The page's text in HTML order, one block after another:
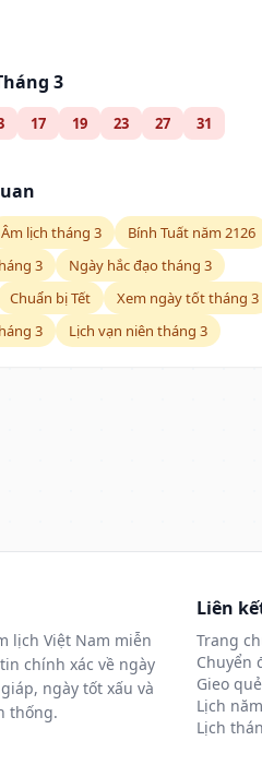
3
17 19 23 27 31
Âm lịch tháng 3
Bính Tuất năm 2126
3
Ngày hắc đạo tháng 3
Chuẩn bị Tết
Xem ngày tốt tháng 3
3
Lịch vạn niên tháng 3
lịch Việt Nam miễn
chính xác về ngày
ngày tốt xấu và
thống.
Liên
Trang
Chuyển
Gieo
Lịch
Lịch